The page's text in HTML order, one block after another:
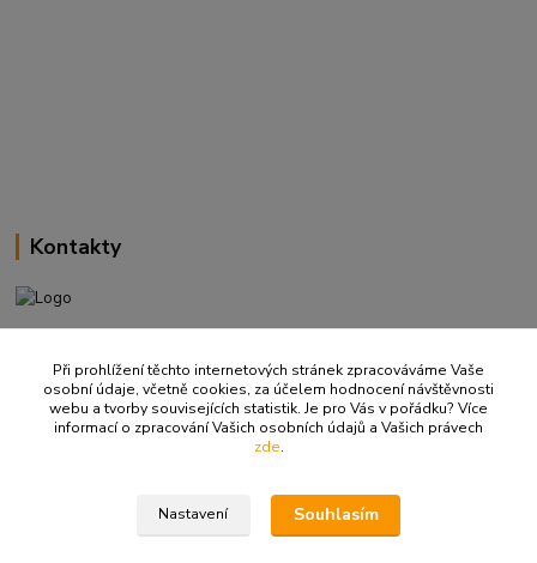
Kontakty
(Po-Pá, 9-18 hod.)
info@ritualbrno-eshop.cz
Při prohlížení těchto internetových stránek zpracováváme Vaše
osobní údaje, včetně cookies, za účelem hodnocení návštěvnosti
webu a tvorby souvisejících statistik. Je pro Vás v pořádku? Více
informací o zpracování Vašich osobních údajů a Vašich právech
zde.
Nastavení Souhlasím